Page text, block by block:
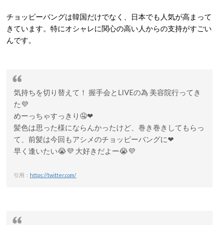
チョッピーバングは韓国だけでなく、日本でも人気が高まって
きています。特にオシャレに関心の高い人からの支持がすごい
んです。
気持ちを切り替えて！ 握手会とLIVEの為 美容院行ってき
た💜
めーっちゃすっきり🤤❤
髪色は思った様にならんかったけど、巻き巻きしてもらっ
て、前髪は今回もアシメのチョッピーバングに❤
早く逢いたい😭💜 大好きだよー😭💜
引用： https://twitter.com/